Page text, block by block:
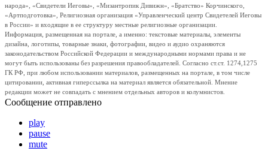
народа», «Свидетели Иеговы», «Мизантропик Дивижн», «Братство» Корчинского,
«Артподготовка», Религиозная организация «Управленческий центр Свидетелей Иеговы
в России» и входящие в ее структуру местные религиозные организации.
Информация, размещенная на портале, а именно: текстовые материалы, элементы
дизайна, логотипы, товарные знаки, фотографии, видео и аудио охраняются
законодательством Российской Федерации и международными нормами права и не
могут быть использованы без разрешения правообладателей. Согласно ст.ст. 1274,1275
ГК РФ, при любом использовании материалов, размещенных на портале, в том числе
цитировании, активная гиперссылка на материал является обязательной. Мнение
редакции может не совпадать с мнением отдельных авторов и колумнистов.
Сообщение отправлено
play
pause
mute